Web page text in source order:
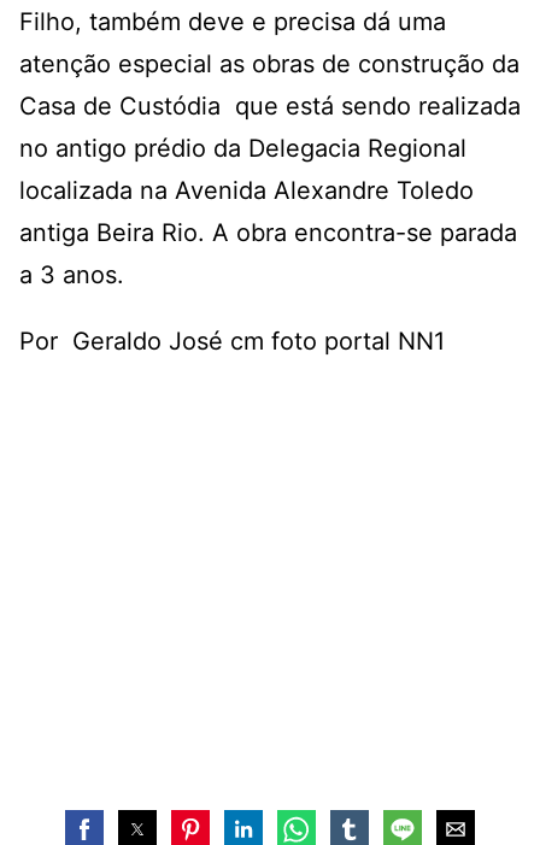
Filho, também deve e precisa dá uma
atenção especial as obras de construção da
Casa de Custódia que está sendo realizada
no antigo prédio da Delegacia Regional
localizada na Avenida Alexandre Toledo
antiga Beira Rio. A obra encontra-se parada
a 3 anos.
Por Geraldo José cm foto portal NN1